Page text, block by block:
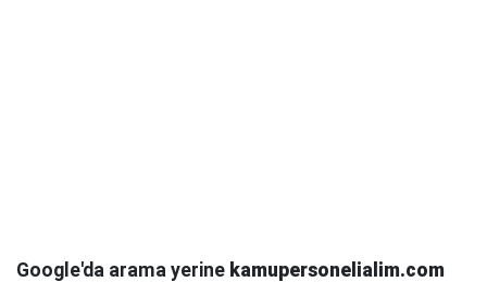
Google'da arama yerine kamupersonelialim.com